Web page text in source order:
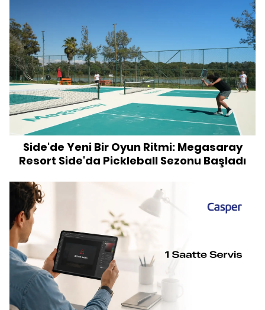
Side'de Yeni Bir Oyun Ritmi: Megasaray
Resort Side'da Pickleball Sezonu Başladı